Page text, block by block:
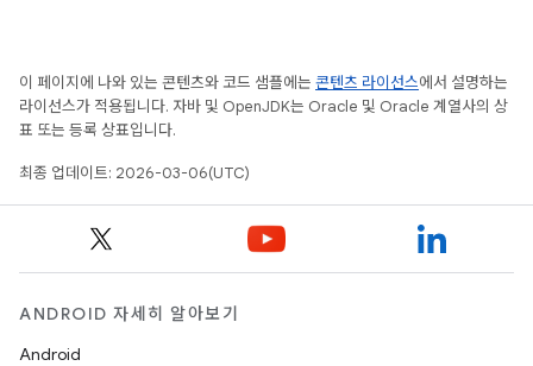
이 페이지에 나와 있는 콘텐츠와 코드 샘플에는 콘텐츠 라이선스에서 설명하는
라이선스가 적용됩니다. 자바 및 OpenJDK는 Oracle 및 Oracle 계열사의 상
표 또는 등록 상표입니다.
최종 업데이트: 2026-03-06(UTC)
ANDROID 자세히 알아보기
Android